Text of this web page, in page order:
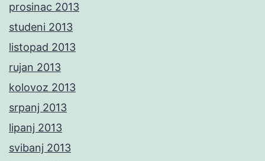
prosinac 2013
studeni 2013
listopad 2013
rujan 2013
kolovoz 2013
srpanj 2013
lipanj 2013
svibanj 2013